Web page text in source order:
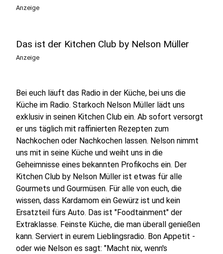
Anzeige
Das ist der Kitchen Club by Nelson Müller
Anzeige
Bei euch läuft das Radio in der Küche, bei uns die
Küche im Radio. Starkoch Nelson Müller lädt uns
exklusiv in seinen Kitchen Club ein. Ab sofort versorgt
er uns täglich mit raffinierten Rezepten zum
Nachkochen oder Nachkochen lassen. Nelson nimmt
uns mit in seine Küche und weiht uns in die
Geheimnisse eines bekannten Profikochs ein. Der
Kitchen Club by Nelson Müller ist etwas für alle
Gourmets und Gourmüsen. Für alle von euch, die
wissen, dass Kardamom ein Gewürz ist und kein
Ersatzteil fürs Auto. Das ist "Foodtainment" der
Extraklasse. Feinste Küche, die man überall genießen
kann. Serviert in eurem Lieblingsradio. Bon Appetit -
oder wie Nelson es sagt: "Macht nix, wenn's